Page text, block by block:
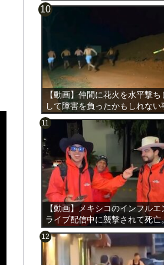
【動画】仲間に花火を水平撃ち
して障害を負ったかもしれない
【動画】メキシコのインフルエ
ライブ配信中に襲撃されて死亡